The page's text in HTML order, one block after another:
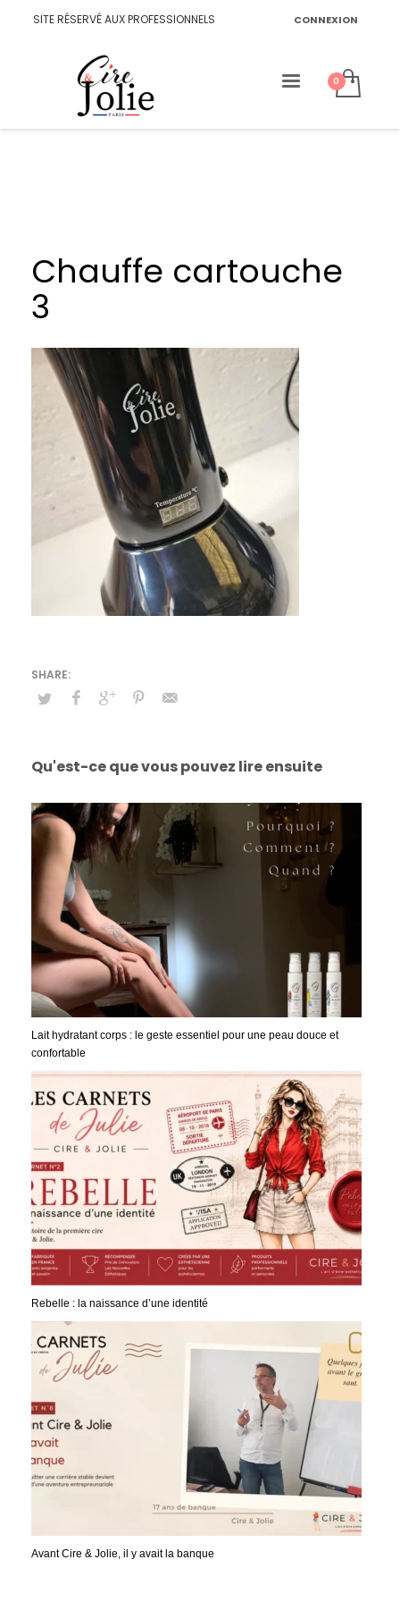
SITE RÉSERVÉ AUX PROFESSIONNELS CONNEXION
Chauffe cartouche
3
Qu'est-ce que vous pouvez lire ensuite
Lait hydratant corps : le geste essentiel pour une peau douce et
confortable
Rebelle : la naissance d’une identité
Avant Cire & Jolie, il y avait la banque